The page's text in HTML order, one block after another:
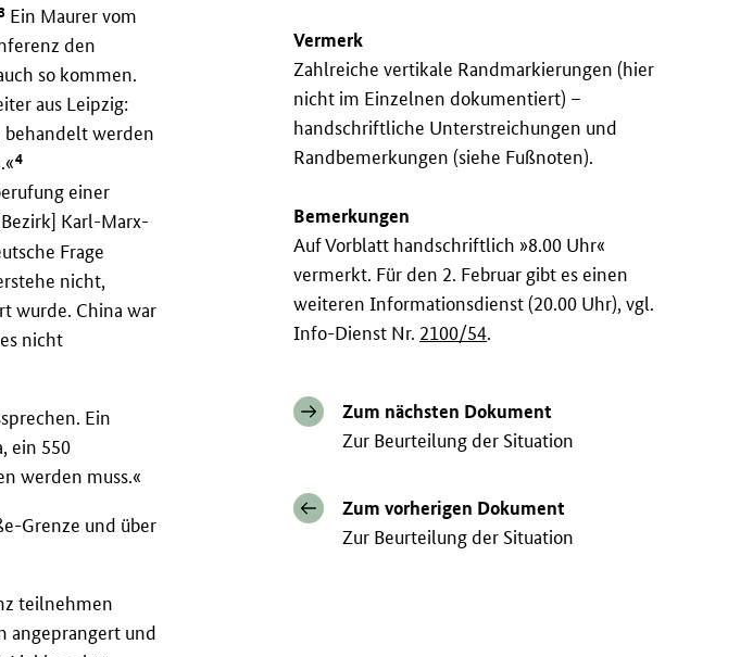
Vermerk
Zahlreiche vertikale Randmarkierungen (hier
nicht im Einzelnen dokumentiert) –
handschriftliche Unterstreichungen und
Randbemerkungen (siehe Fußnoten).
Bemerkungen
Auf Vorblatt handschriftlich »8.00 Uhr«
vermerkt. Für den 2. Februar gibt es einen
weiteren Informationsdienst (20.00 Uhr), vgl.
Info-Dienst Nr. 2100/54.
Zum nächsten Dokument
Zur Beurteilung der Situation
Zum vorherigen Dokument
Zur Beurteilung der Situation
Ein Maurer vom
den
so kommen.
aus Leipzig:
behandelt werden
4
einer
Karl-Marx-
Frage
nicht,
wurde. China war
nicht
Ein
ein 550
werden muss.«
Grenze und über
teilnehmen
angeprangert und